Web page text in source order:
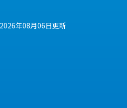
2026年08月06日更新